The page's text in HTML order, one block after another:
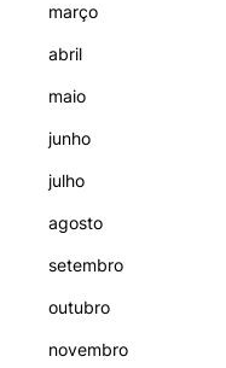
março
abril
maio
junho
julho
agosto
setembro
outubro
novembro